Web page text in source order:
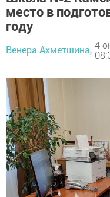
место в
году
Венера Ахметшина, 4